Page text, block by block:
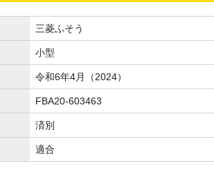
三菱ふそう
小型
令和6年4月（2024）
FBA20-603463
済別
適合